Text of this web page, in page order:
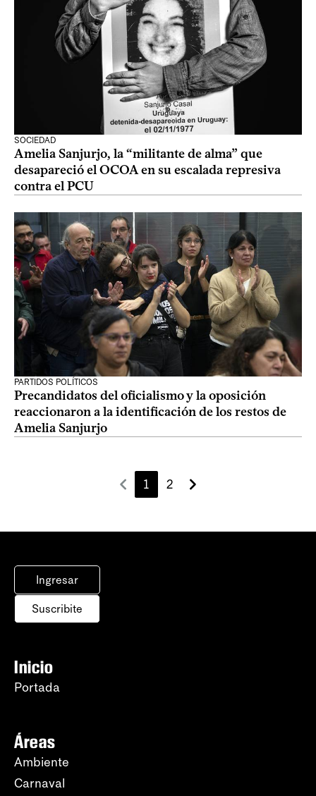
SOCIEDAD
Amelia Sanjurjo, la “militante de alma” que
desapareció el OCOA en su escalada represiva
contra el PCU
PARTIDOS POLÍTICOS
Precandidatos del oficialismo y la oposición
reaccionaron a la identificación de los restos de
Amelia Sanjurjo
1 2
Ingresar
Suscribite
Inicio
Portada
Áreas
Ambiente
Carnaval